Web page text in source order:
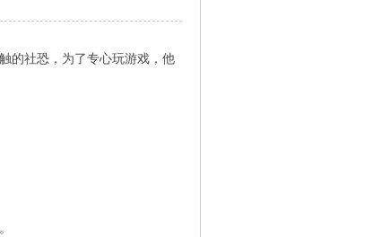
的社恐，为了专心玩游戏，他